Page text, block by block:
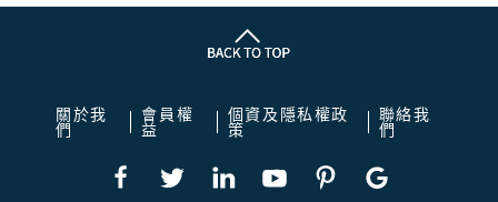
關於我
們
會員權
益
個資及隱私權政
策
聯絡我
們